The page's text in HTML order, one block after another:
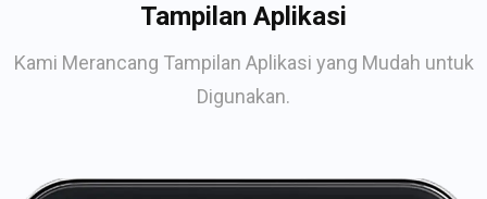
Tampilan Aplikasi
Kami Merancang Tampilan Aplikasi yang Mudah untuk
Digunakan.